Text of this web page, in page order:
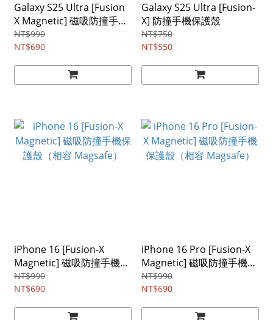
Galaxy S25 Ultra [Fusion
X Magnetic] 磁吸防撞手機
保護殼（相容 Magsafe）
NT$990
NT$690
Galaxy S25 Ultra [Fusion-
X] 防撞手機保護殼
NT$750
NT$550
iPhone 16 [Fusion-X
Magnetic] 磁吸防撞手機保
護殼（相容 Magsafe）
NT$990
NT$690
iPhone 16 Pro [Fusion-X
Magnetic] 磁吸防撞手機保
護殼（相容 Magsafe）
NT$990
NT$690